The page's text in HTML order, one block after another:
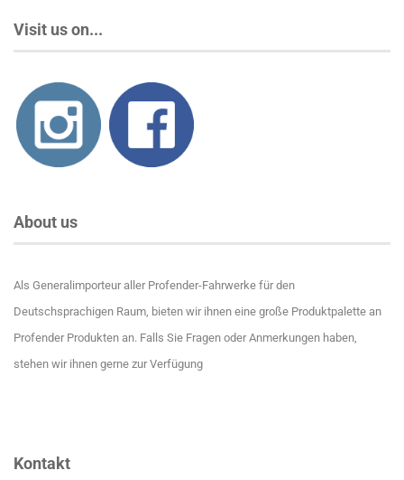
Visit us on...
About us
Als Generalimporteur aller Profender-Fahrwerke für den
Deutschsprachigen Raum, bieten wir ihnen eine große Produktpalette an
Profender Produkten an. Falls Sie Fragen oder Anmerkungen haben,
stehen wir ihnen gerne zur Verfügung
Kontakt